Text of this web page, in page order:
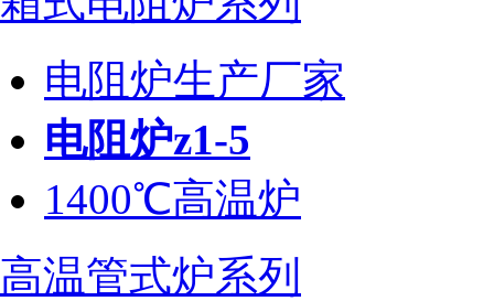
电阻炉生产厂家
电阻炉z1-5
1400℃高温炉
高温管式炉系列